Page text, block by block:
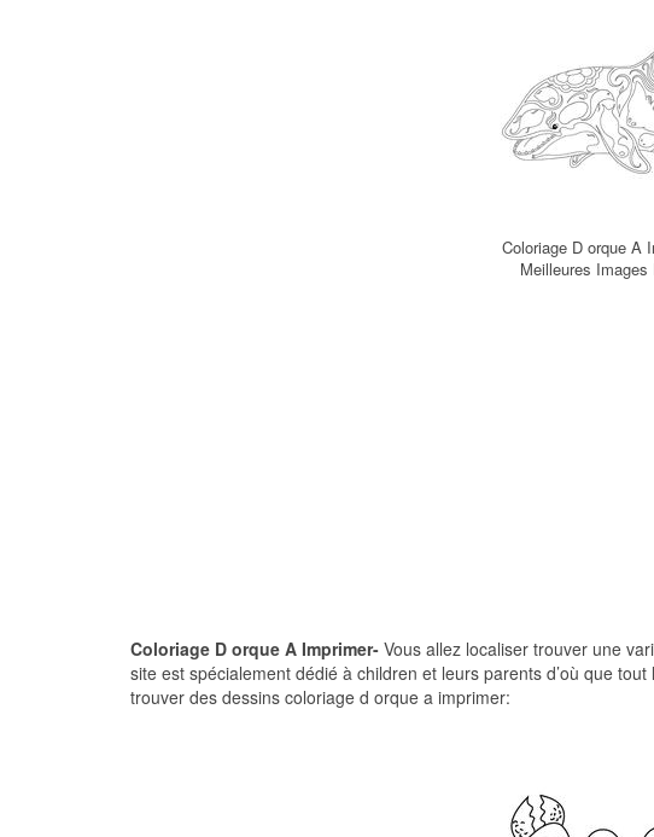
Coloriage D orque A
Meilleures Images
Coloriage D orque A Imprimer- Vous allez localiser trouver une
site est spécialement dédié à children et leurs parents d’où que
trouver des dessins coloriage d orque a imprimer: